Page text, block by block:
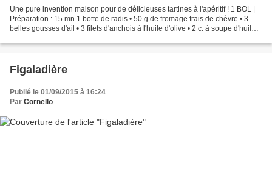
Une pure invention maison pour de délicieuses tartines à l'apéritif ! 1 BOL |
Préparation : 15 mn 1 botte de radis • 50 g de fromage frais de chèvre • 3
belles gousses d'ail • 3 filets d'anchois à l'huile d'olive • 2 c. à soupe d'huile
Figaladière
Publié le 01/09/2015 à 16:24
Par Cornello